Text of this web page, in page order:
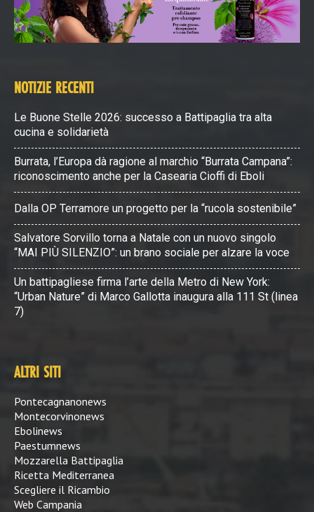
NOTIZIE RECENTI
Le Buone Stelle 2026: successo a Battipaglia tra alta
cucina e solidarietà
Burrata, l’Europa dà ragione al marchio “Burrata Campana”:
riconoscimento anche per la Casearia Cioffi di Eboli
Dalla OP Terramore un progetto per la “rucola sostenibile”
Salvatore Sorvillo torna a Natale con un nuovo singolo
“MAI PIÙ SILENZIO”: un brano sociale per alzare la voce
Un battipagliese firma l’arte della Metro di New York:
“Urban Nature” di Marco Gallotta inaugura alla 111 St (linea
7)
ALTRI SITI
Pontecagnanonews
Montecorvinonews
Ebolinews
Paestumnews
Mozzarella Battipaglia
Ricetta Mediterranea
Scegliere il Ricambio
Web Campania